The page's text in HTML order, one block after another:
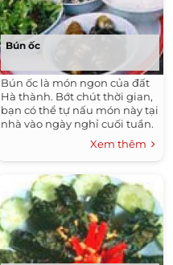
Bún ốc
Bún ốc là món ngon của đất
Hà thành. Bớt chút thời gian,
bạn có thể tự nấu món này tại
nhà vào ngày nghỉ cuối tuần.
Xem thêm